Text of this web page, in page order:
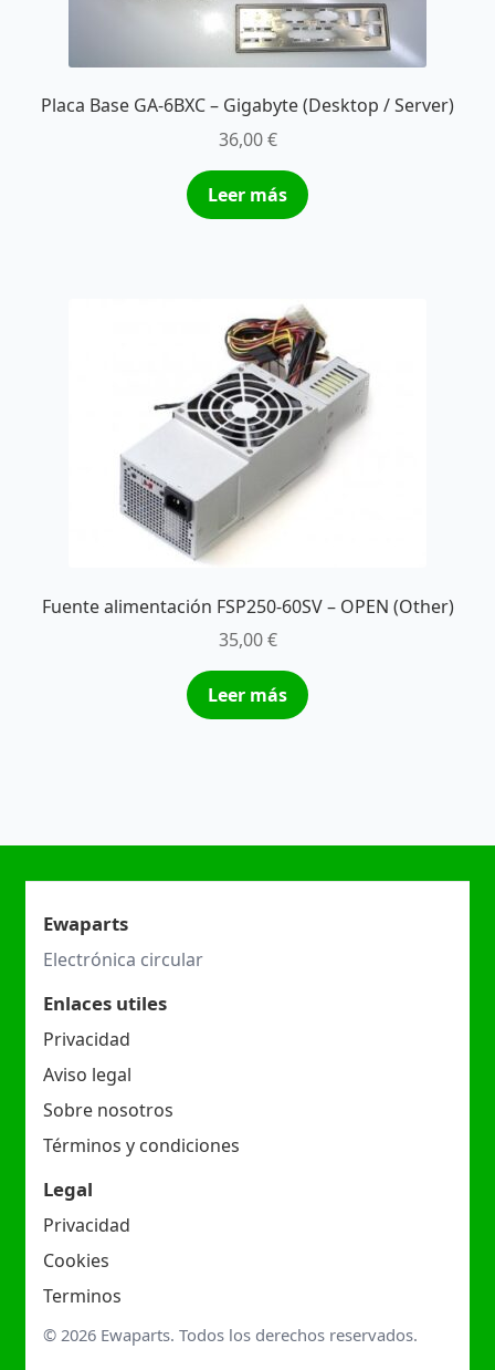
Placa Base GA-6BXC – Gigabyte (Desktop / Server)
36,00€
Leer más
Fuente alimentación FSP250-60SV – OPEN (Other)
35,00€
Leer más
Ewaparts
Electrónica circular
Enlaces utiles
Privacidad
Aviso legal
Sobre nosotros
Términos y condiciones
Legal
Privacidad
Cookies
Terminos
© 2026 Ewaparts. Todos los derechos reservados.